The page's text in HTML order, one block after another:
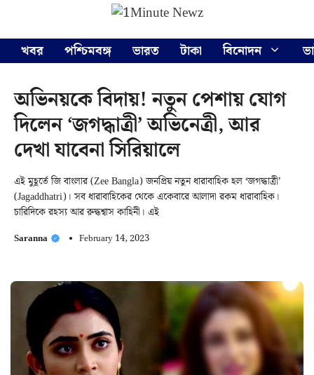
content
খবর
পশ্চিমবঙ্গ ভারত টাকা বিনোদন
অভিনয়কে বিদায়! নতুন পেশায় যোগ
দিলেন ‘জগদ্ধাত্রী’ অভিনেত্রী, আর
দেখা যাবেনা সিরিয়ালে
এই মুহূর্তে জি বাংলার (Zee Bangla) জনপ্রিয় নতুন ধারাবাহিক হল ‘জগদ্ধাত্রী’
(Jagaddhatri)। সব ধারাবাহিকের থেকে একেবারে আলাদা রকম ধারাবাহিক।
চারিদিকে রহস্য আর রুদ্ধশ্বাস কাহিনী। এই
Saranna February 14, 2023